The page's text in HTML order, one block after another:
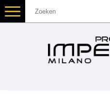
Toggle
navigation